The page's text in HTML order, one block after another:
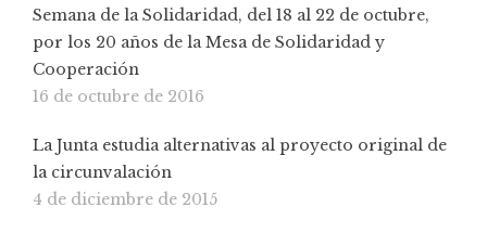
Semana de la Solidaridad, del 18 al 22 de octubre,
por los 20 años de la Mesa de Solidaridad y
Cooperación
16 de octubre de 2016
La Junta estudia alternativas al proyecto original de
la circunvalación
4 de diciembre de 2015